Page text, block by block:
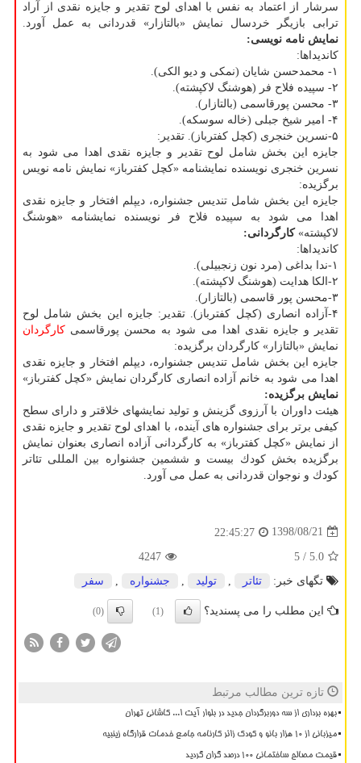
سرشار از اعتماد به نفس با اهدای لوح تقدیر و جایزه نقدی از آراد
ترابی بازیگر خردسال نمایش «بالتازار» قدردانی به عمل آورد.
نمایش نامه نویسی:
كاندیداها:
۱- محمدحسن شایان (نمكی و دیو الكی).
۲- سپیده فلاح فر (هوشنگ لاكپشته).
۳- محسن پورقاسمی (بالتازار).
۴- امیر شیخ جبلی (خاله سوسكه).
۵-نسرین خنجری (كچل كفترباز). تقدیر:
جایزه این بخش شامل لوح تقدیر و جایزه نقدی اهدا می شود به
نسرین خنجری نویسنده نمایشنامه «كچل كفترباز» نمایش نامه نویس
برگزیده:
جایزه این بخش شامل تندیس جشنواره، دیپلم افتخار و جایزه نقدی
اهدا می شود به سپیده فلاح فر نویسنده نمایشنامه «هوشنگ
لاكپشته»كارگردانی:
كاندیداها:
۱-ندا بداغی (مرد نون زنجبیلی).
۲-الكا هدایت (هوشنگ لاكپشته).
۳-محسن پور قاسمی (بالتازار).
۴-آزاده انصاری (كچل كفترباز). تقدیر: جایزه این بخش شامل لوح
تقدیر و جایزه نقدی اهدا می شود به محسن پورقاسمی كارگردان
نمایش «بالتازار» كارگردان برگزیده:
جایزه این بخش شامل تندیس جشنواره، دیپلم افتخار و جایزه نقدی
اهدا می شود به خانم آزاده انصاری كارگردان نمایش «كچل كفترباز»
نمایش برگزیده:
هیئت داوران با آرزوی گزینش و تولید نمایشهای خلاقتر و دارای سطح
كیفی برتر برای جشنواره های آینده، با اهدای لوح تقدیر و جایزه نقدی
از نمایش «كچل كفترباز» به كارگردانی آزاده انصاری بعنوان نمایش
برگزیده بخش كودك بیست و ششمین جشنواره بین المللی تئاتر
كودك و نوجوان قدردانی به عمل می آورد.
1398/08/21
22:45:27
5.0
/ 5
4247
تگهای خبر:
تئاتر تولید جشنواره سفر
این مطلب را می پسندید؟ (1)
(0)
تازه ترین مطالب مرتبط
بهره برداری از سه دوربرگردان جدید در بلوار آیت ا... کاشانی تهران
میزبانی از ۱۰ هزار بانو و کودک زائر کارنامه جامع خدمات قرارگاه زینبیه
قیمت مصالح ساختمانی ۱۰۰ درصد گران گردید